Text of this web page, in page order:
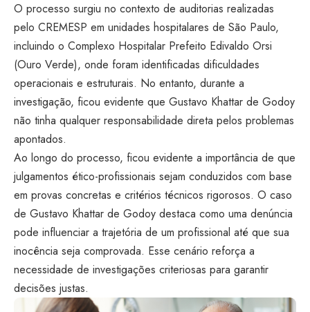
O processo surgiu no contexto de auditorias realizadas
pelo CREMESP em unidades hospitalares de São Paulo,
incluindo o Complexo Hospitalar Prefeito Edivaldo Orsi
(Ouro Verde), onde foram identificadas dificuldades
operacionais e estruturais. No entanto, durante a
investigação, ficou evidente que Gustavo Khattar de Godoy
não tinha qualquer responsabilidade direta pelos problemas
apontados.
Ao longo do processo, ficou evidente a importância de que
julgamentos ético-profissionais sejam conduzidos com base
em provas concretas e critérios técnicos rigorosos. O caso
de Gustavo Khattar de Godoy destaca como uma denúncia
pode influenciar a trajetória de um profissional até que sua
inocência seja comprovada. Esse cenário reforça a
necessidade de investigações criteriosas para garantir
decisões justas.